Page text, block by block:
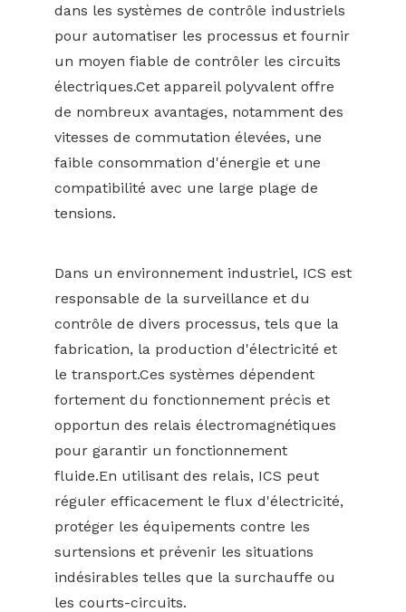
dans les systèmes de contrôle industriels
pour automatiser les processus et fournir
un moyen fiable de contrôler les circuits
électriques.Cet appareil polyvalent offre
de nombreux avantages, notamment des
vitesses de commutation élevées, une
faible consommation d'énergie et une
compatibilité avec une large plage de
tensions.
Dans un environnement industriel, ICS est
responsable de la surveillance et du
contrôle de divers processus, tels que la
fabrication, la production d'électricité et
le transport.Ces systèmes dépendent
fortement du fonctionnement précis et
opportun des relais électromagnétiques
pour garantir un fonctionnement
fluide.En utilisant des relais, ICS peut
réguler efficacement le flux d'électricité,
protéger les équipements contre les
surtensions et prévenir les situations
indésirables telles que la surchauffe ou
les courts-circuits.